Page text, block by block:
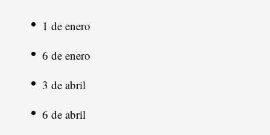
1 de enero
6 de enero
3 de abril
6 de abril